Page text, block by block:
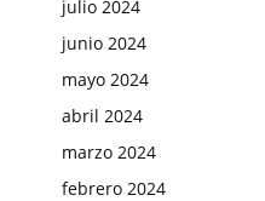
julio 2024
junio 2024
mayo 2024
abril 2024
marzo 2024
febrero 2024